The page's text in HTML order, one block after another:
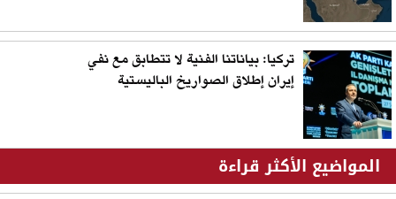
تركيا: بياناتنا الفنية لا تتطابق مع نفي
إيران إطلاق الصواريخ الباليستية
المواضيع الأكثر قراءة